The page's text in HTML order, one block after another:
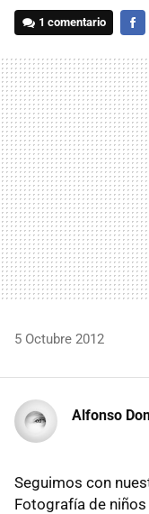
1 comentario
5 Octubre 2012
Alfonso
Seguimos con
Fotografía de